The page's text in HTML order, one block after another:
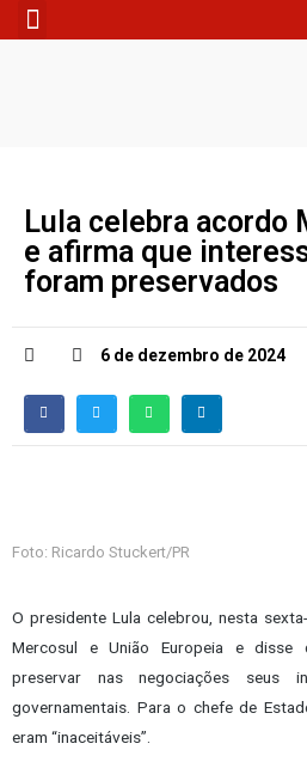
Lula celebra acordo
e afirma que
foram preservados
6 de dezembro de 2024
Foto: Ricardo Stuckert/PR
O presidente Lula celebrou, nesta
Mercosul e União Europeia e disse
preservar nas negociações seus
governamentais. Para o chefe de
eram “inaceitáveis”.